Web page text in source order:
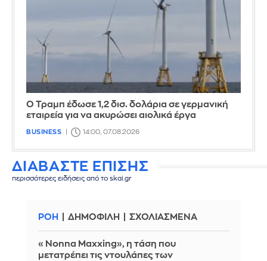
Ο Τραμπ έδωσε 1,2 δισ. δολάρια σε γερμανική
εταιρεία για να ακυρώσει αιολικά έργα
BUSINESS 14:00, 07.08.2026
ΔΙΑΒΑΣΤΕ ΕΠΙΣΗΣ
περισσότερες ειδήσεις από το skai.gr
ΡΟΗ ΔΗΜΟΦΙΛΗ ΣΧΟΛΙΑΣΜΕΝΑ
«Nonna Maxxing», η τάση που
μετατρέπει τις ντουλάπες των